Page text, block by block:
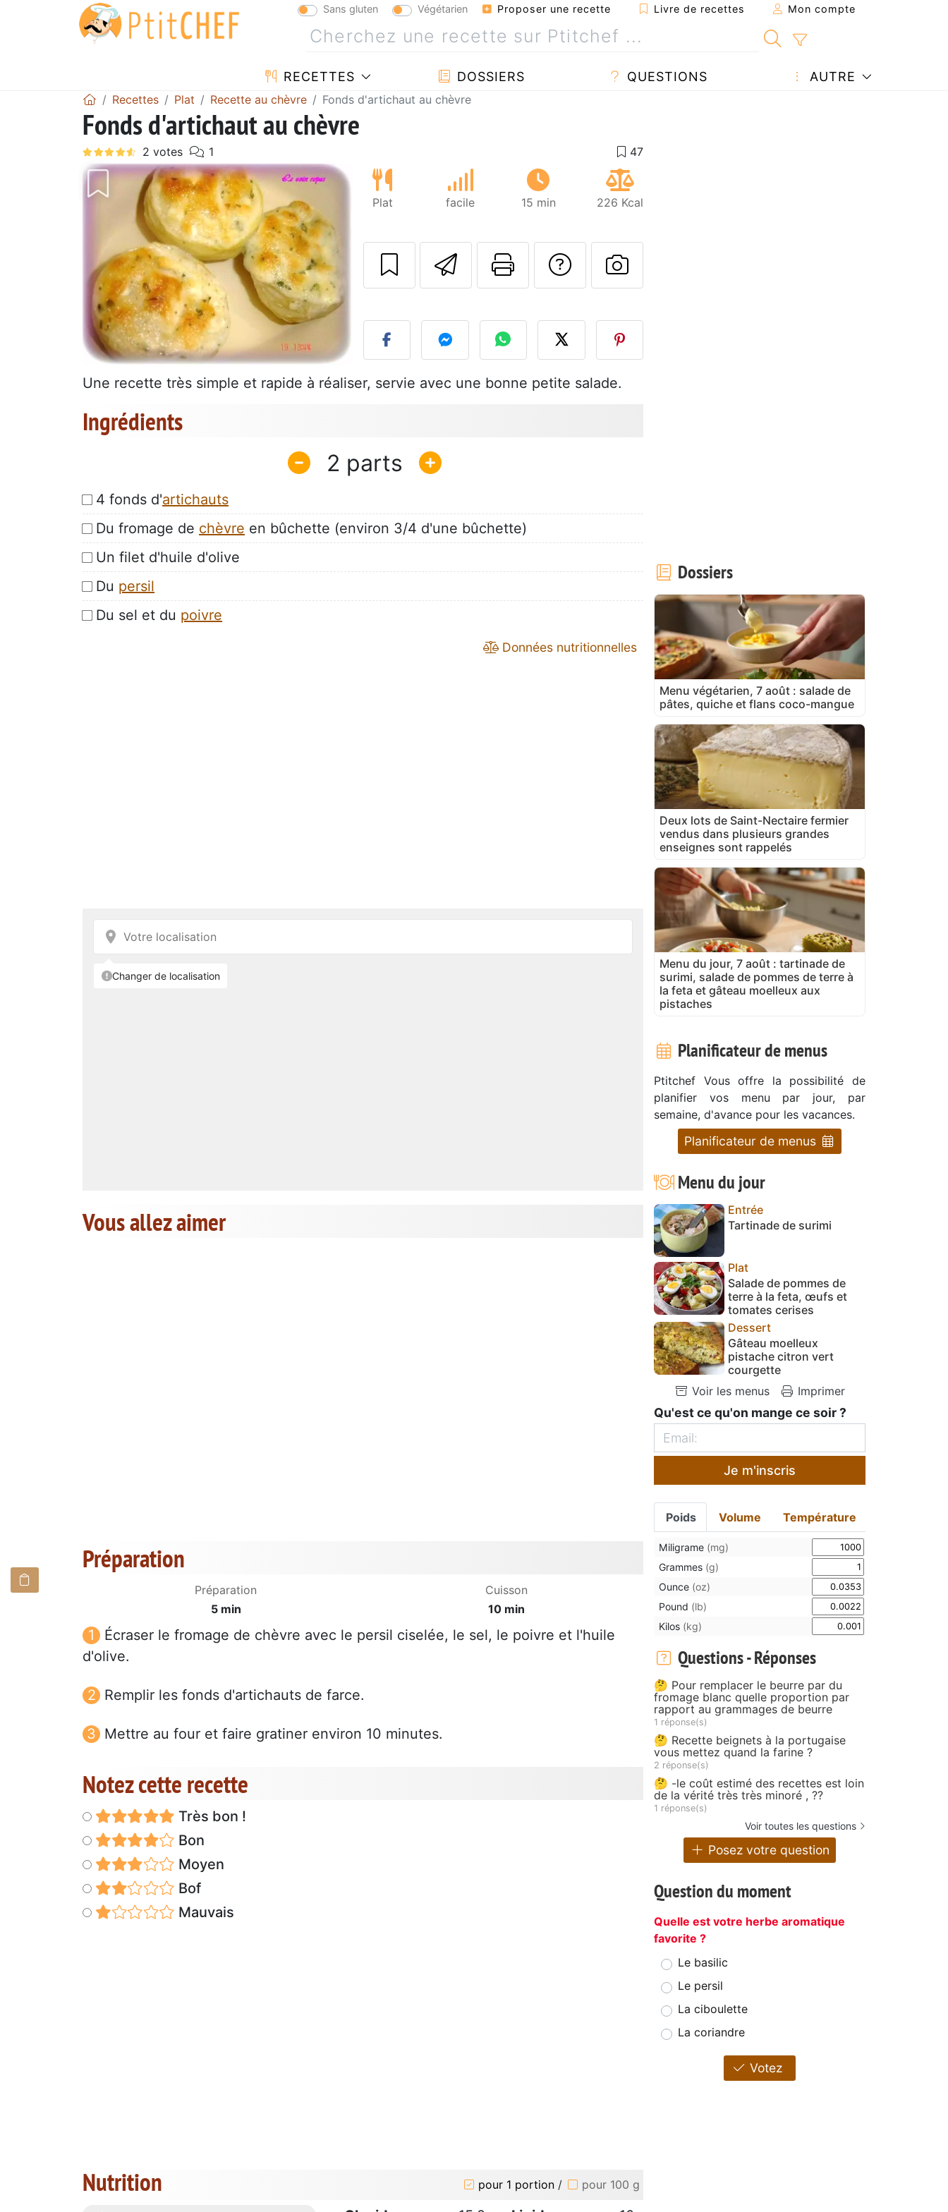
Sans gluten Végétarien Proposer une recette Livre de recettes Mon compte
RECETTES DOSSIERS QUESTIONS AUTRE
Recettes Plat Recette au chèvre Fonds d'artichaut au chèvre
Fonds d'artichaut au chèvre
Plat facile 15 min 226 Kcal
Envoyer cette recette à un ami
Imprimer cette page
Poser une question à l'auteur
Publier votre photo de cette
Une recette très simple et rapide à réaliser, servie avec une bonne petite salade.
Ingrédients
2
4 fonds d'artichauts
Du fromage de chèvre en bûchette (environ 3/4 d'une bûchette)
Un filet d'huile d'olive
Du persil
Du sel et du poivre
Données nutritionnelles
Vous allez aimer
Préparation
Préparation
5 min
Cuisson
10 min
Écraser le fromage de chèvre avec le persil ciselée, le sel, le poivre et l'huile
d'olive.
Remplir les fonds d'artichauts de farce.
Mettre au four et faire gratiner environ 10 minutes.
Notez cette recette
Très bon !
Bon
Moyen
Bof
Mauvais
Nutrition pour 1 portion / pour 100 g
Dossiers
Menu végétarien, 7 août : salade de
pâtes, quiche et flans coco-mangue
Deux lots de Saint-Nectaire fermier
vendus dans plusieurs grandes
enseignes sont rappelés
Menu du jour, 7 août : tartinade de
surimi, salade de pommes de terre à
la feta et gâteau moelleux aux
pistaches
Planificateur de menus
Ptitchef Vous offre la possibilité de
planifier vos menu par jour, par
semaine, d'avance pour les vacances.
Planificateur de menus
Menu du jour
Entrée
Tartinade de surimi
Plat
Salade de pommes de
terre à la feta, œufs et
tomates cerises
Dessert
Gâteau moelleux
pistache citron vert
courgette
Voir les menus
Imprimer
Qu'est ce qu'on mange ce soir ?
Je m'inscris
Poids Volume Température
Miligrame (mg)
Grammes (g)
Ounce (oz)
Pound (lb)
Kilos (kg)
Questions - Réponses
🤔 Pour remplacer le beurre par du
fromage blanc quelle proportion par
rapport au grammages de beurre
1 réponse(s)
🤔 Recette beignets à la portugaise
vous mettez quand la farine ?
2 réponse(s)
🤔 -le coût estimé des recettes est loin
de la vérité très très minoré , ??
1 réponse(s)
Voir toutes les questions
Posez votre question
Question du moment
Quelle est votre herbe aromatique
favorite ?
Le basilic
Le persil
La ciboulette
La coriandre
Votez